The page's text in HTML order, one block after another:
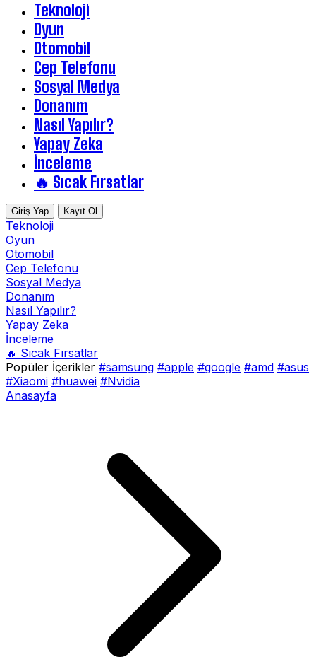
Teknoloji
Oyun
Otomobil
Cep Telefonu
Sosyal Medya
Donanım
Nasıl Yapılır?
Yapay Zeka
İnceleme
🔥 Sıcak Fırsatlar
Giriş Yap Kayıt Ol
Teknoloji
Oyun
Otomobil
Cep Telefonu
Sosyal Medya
Donanım
Nasıl Yapılır?
Yapay Zeka
İnceleme
🔥 Sıcak Fırsatlar
Popüler İçerikler #samsung #apple #google #amd #asus
#Xiaomi #huawei #Nvidia
Anasayfa